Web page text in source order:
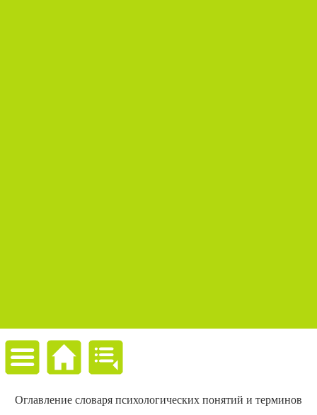
Оглавление словаря психологических понятий и терминов